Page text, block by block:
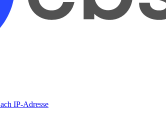
IP-Adresse